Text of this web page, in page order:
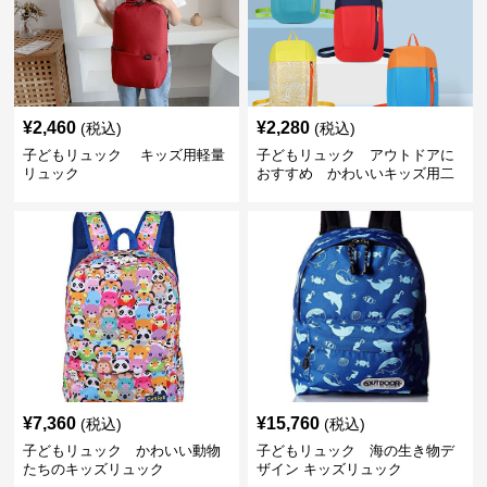
¥2,460 (税込)
子どもリュック キッズ用軽量
リュック
¥2,280 (税込)
子どもリュック アウトドアに
おすすめ かわいいキッズ用二
¥7,360 (税込)
子どもリュック かわいい動物
たちのキッズリュック
¥15,760 (税込)
子どもリュック 海の生き物デ
ザイン キッズリュック